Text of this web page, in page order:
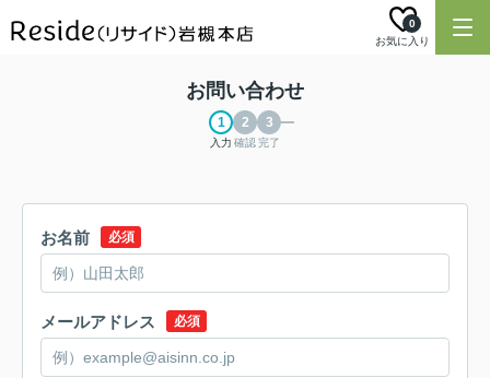
お気に入り
0
お問い合わせ
入力 確認完了
お名前 必須
メールアドレス 必須